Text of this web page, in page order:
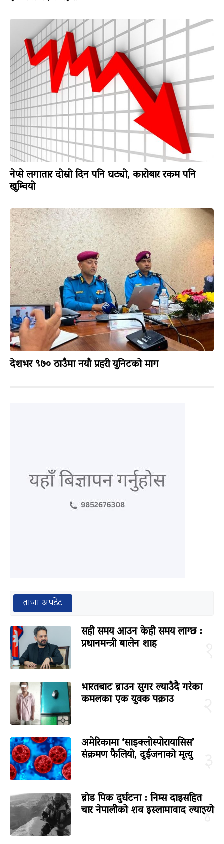
नेप्से लगातार दोस्रो दिन पनि घट्यो, कारोबार रकम पनि
खुम्चियो
देशभर ९७० ठाउँमा नयाँ प्रहरी युनिटको माग
ताजा अपडेट
सही समय आउन केही समय लाग्छ :
प्रधानमन्त्री बालेन शाह
भारतबाट ब्राउन सुगर ल्याउँदै गरेका
कमलका एक युवक पक्राउ
अमेरिकामा ‘साइक्लोस्पोरायासिस’
संक्रमण फैलियो, दुईजनाको मृत्यु
४
ब्रोड पिक दुर्घटना : निम्स दाइसहित
चार नेपालीको शव इस्लामावाद ल्याइयो